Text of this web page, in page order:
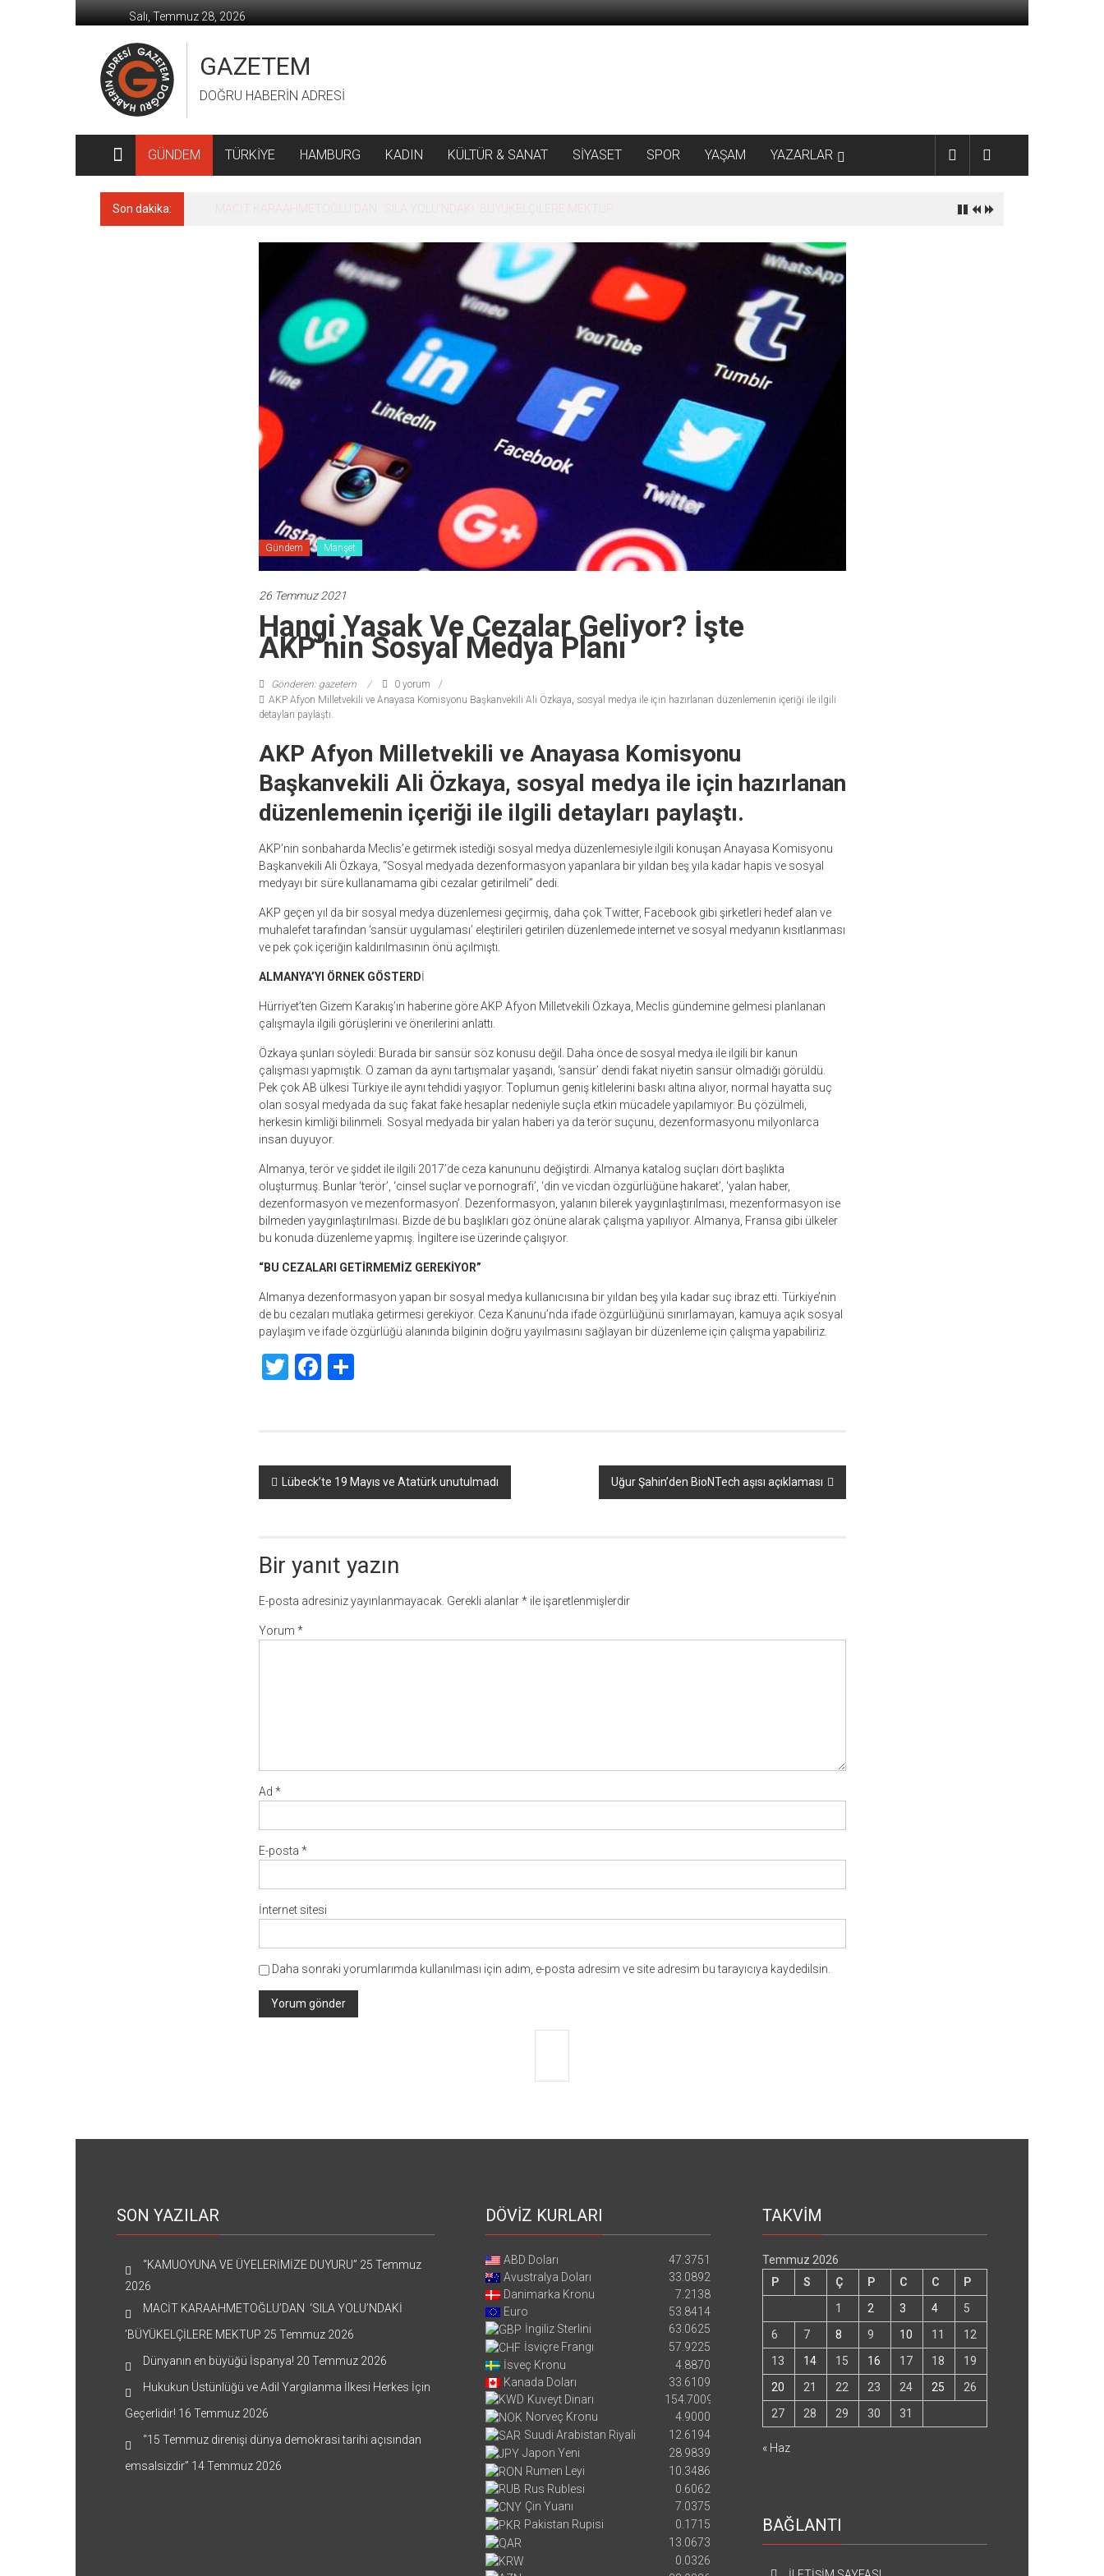
geç
Salı, Temmuz 28, 2026
GAZETEM
DOĞRU HABERİN ADRESİ
GÜNDEM TÜRKİYE HAMBURG KADIN KÜLTÜR & SANAT SİYASET SPOR YAŞAM YAZARLAR
Son dakika:
Gündem Manşet
26 Temmuz 2021
Hangi Yasak Ve Cezalar Geliyor? İşte
AKP’nin Sosyal Medya Planı
Gönderen: gazetem
0 yorum
AKP Afyon Milletvekili ve Anayasa Komisyonu Başkanvekili Ali Özkaya, sosyal medya ile için hazırlanan düzenlemenin içeriği ile ilgili
detayları paylaştı.
AKP Afyon Milletvekili ve Anayasa Komisyonu
Başkanvekili Ali Özkaya, sosyal medya ile için hazırlanan
düzenlemenin içeriği ile ilgili detayları paylaştı.
AKP’nin sonbaharda Meclis’e getirmek istediği sosyal medya düzenlemesiyle ilgili konuşan Anayasa Komisyonu
Başkanvekili Ali Özkaya, “Sosyal medyada dezenformasyon yapanlara bir yıldan beş yıla kadar hapis ve sosyal
medyayı bir süre kullanamama gibi cezalar getirilmeli” dedi.
AKP geçen yıl da bir sosyal medya düzenlemesi geçirmiş, daha çok Twitter, Facebook gibi şirketleri hedef alan ve
muhalefet tarafından ‘sansür uygulaması’ eleştirileri getirilen düzenlemede internet ve sosyal medyanın kısıtlanması
ve pek çok içeriğin kaldırılmasının önü açılmıştı.
ALMANYA’YI ÖRNEK GÖSTERDİ
Hürriyet’ten Gizem Karakış’ın haberine göre AKP Afyon Milletvekili Özkaya, Meclis gündemine gelmesi planlanan
çalışmayla ilgili görüşlerini ve önerilerini anlattı.
Özkaya şunları söyledi: Burada bir sansür söz konusu değil. Daha önce de sosyal medya ile ilgili bir kanun
çalışması yapmıştık. O zaman da aynı tartışmalar yaşandı, ‘sansür’ dendi fakat niyetin sansür olmadığı görüldü.
Pek çok AB ülkesi Türkiye ile aynı tehdidi yaşıyor. Toplumun geniş kitlelerini baskı altına alıyor, normal hayatta suç
olan sosyal medyada da suç fakat fake hesaplar nedeniyle suçla etkin mücadele yapılamıyor. Bu çözülmeli,
herkesin kimliği bilinmeli. Sosyal medyada bir yalan haberi ya da terör suçunu, dezenformasyonu milyonlarca
insan duyuyor.
Almanya, terör ve şiddet ile ilgili 2017’de ceza kanununu değiştirdi. Almanya katalog suçları dört başlıkta
oluşturmuş. Bunlar ‘terör’, ‘cinsel suçlar ve pornografi’, ‘din ve vicdan özgürlüğüne hakaret’, ‘yalan haber,
dezenformasyon ve mezenformasyon’. Dezenformasyon, yalanın bilerek yaygınlaştırılması, mezenformasyon ise
bilmeden yaygınlaştırılması. Bizde de bu başlıkları göz önüne alarak çalışma yapılıyor. Almanya, Fransa gibi ülkeler
bu konuda düzenleme yapmış. İngiltere ise üzerinde çalışıyor.
“BU CEZALARI GETİRMEMİZ GEREKİYOR”
Almanya dezenformasyon yapan bir sosyal medya kullanıcısına bir yıldan beş yıla kadar suç ibraz etti. Türkiye’nin
de bu cezaları mutlaka getirmesi gerekiyor. Ceza Kanunu’nda ifade özgürlüğünü sınırlamayan, kamuya açık sosyal
paylaşım ve ifade özgürlüğü alanında bilginin doğru yayılmasını sağlayan bir düzenleme için çalışma yapabiliriz.
TwitterFacebook
Share
Yazı
dolaşımı
Lübeck’te 19 Mayıs ve Atatürk unutulmadı Uğur Şahin’den BioNTech aşısı açıklaması
Bir yanıt yazın
E-posta adresiniz yayınlanmayacak. Gerekli alanlar*ile işaretlenmişlerdir
Yorum *
Ad *
E-posta *
İnternet sitesi
Daha sonraki yorumlarımda kullanılması için adım, e-posta adresim ve site adresim bu tarayıcıya kaydedilsin.
SON YAZILAR
“KAMUOYUNA VE ÜYELERİMİZE DUYURU” 25 Temmuz
2026
MACİT KARAAHMETOĞLU’DAN ‘SILA YOLU’NDAKİ
’BÜYÜKELÇİLERE MEKTUP 25 Temmuz 2026
Dünyanın en büyüğü İspanya! 20 Temmuz 2026
Hukukun Üstünlüğü ve Adil Yargılanma İlkesi Herkes İçin
Geçerlidir! 16 Temmuz 2026
“15 Temmuz direnişi dünya demokrasi tarihi açısından
emsalsizdir” 14 Temmuz 2026
DÖVİZ KURLARI
ABD Doları
47.3751
Avustralya Doları
33.0892
Danimarka Kronu
7.2138
Euro
53.8414
İngiliz Sterlini
63.0625
İsviçre Frangı
57.9225
İsveç Kronu
4.8870
Kanada Doları
33.6109
Kuveyt Dinarı
154.7009
Norveç Kronu
4.9000
Suudi Arabistan Riyali
12.6194
Japon Yeni
28.9839
Rumen Leyi
10.3486
Rus Rublesi
0.6062
Çin Yuanı
7.0375
Pakistan Rupisi
0.1715
13.0673
0.0326
TAKVİM
Temmuz 2026
P
S Ç P C C
P
1
2 3 4
5
6
7 8 9 10 11
12
13
14 15 16 17 18
19
20
21 22 23 24 25
26
27
28 29 30 31
« Haz
BAĞLANTI